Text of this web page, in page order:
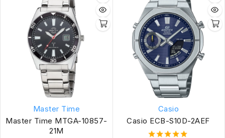
Master Time
Master Time MTGA-10857-
21M
Casio
Casio ECB-S10D-2AEF